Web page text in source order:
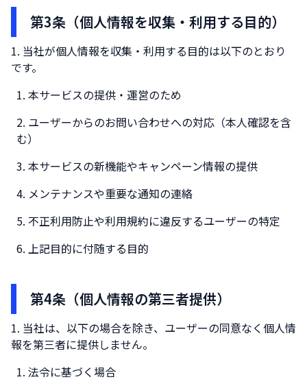
第3条（個人情報を収集・利用する目的）
当社が個人情報を収集・利用する目的は以下のとおり
です。
本サービスの提供・運営のため
ユーザーからのお問い合わせへの対応（本人確認を含
む）
本サービスの新機能やキャンペーン情報の提供
メンテナンスや重要な通知の連絡
不正利用防止や利用規約に違反するユーザーの特定
上記目的に付随する目的
第4条（個人情報の第三者提供）
当社は、以下の場合を除き、ユーザーの同意なく個人情
報を第三者に提供しません。
法令に基づく場合